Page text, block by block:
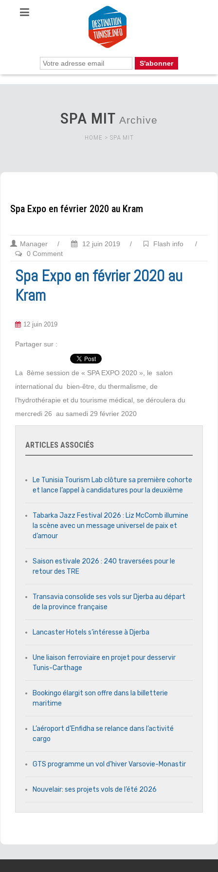
SPA MIT Archive
HOME > SPA MIT
Spa Expo en février 2020 au Kram
Manager / 12 juin 2019 / Flash info
/
0 Comment
Spa Expo en février 2020 au
Kram
12 juin 2019
Partager sur :
La 8ème session de « SPA EXPO 2020 », le salon
international du bien-être, du thermalisme, de
l’hydrothérapie et du tourisme médical, se déroulera du
mercredi 26 au samedi 29 février 2020
ARTICLES ASSOCIÉS
Le Tunisia Tourism Lab clôture sa première cohorte
et lance l’appel à candidatures pour la deuxième
Tabarka Jazz Festival 2026 : Liz McComb illumine
la scène avec un message universel de paix et
d’amour
Saison estivale 2026 : 240 traversées pour le
retour des TRE
Transavia consolide ses vols sur Djerba au départ
de la province française
Lancaster Hotels s’intéresse à Djerba
Une liaison ferroviaire en projet pour desservir
Tunis-Carthage
Bookingo élargit son offre dans la billetterie
maritime
L’aéroport d’Enfidha se relance dans l’activité
cargo
GTS programme un vol d’hiver Varsovie-Monastir
Nouvelair: ses projets vols de l’été 2026